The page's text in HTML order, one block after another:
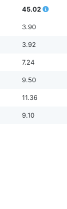
45.02
3.90
3.92
7.24
9.50
11.36
9.10